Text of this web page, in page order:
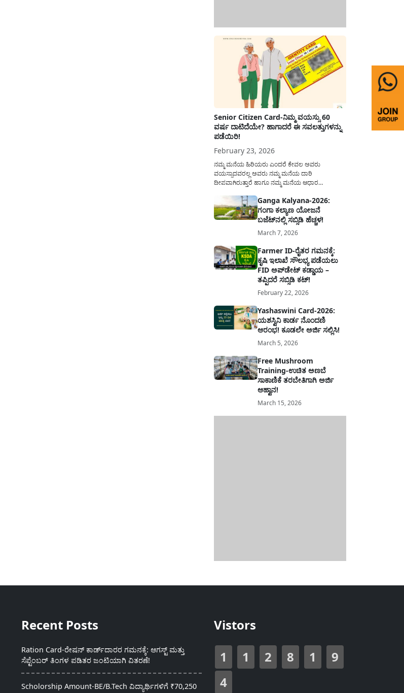
Senior Citizen Card-ನಿಮ್ಮ ವಯಸ್ಸು 60
ವರ್ಷ ದಾಟಿದೆಯೇ? ಹಾಗಾದರೆ ಈ ಸವಲತ್ತುಗಳನ್ನು
ಪಡೆಯಿರಿ!
February 23, 2026
ನಮ್ಮ ಮನೆಯ ಹಿರಿಯರು ಎಂದರೆ ಕೇವಲ ಅವರು
ವಯಸ್ಸಾದವರಲ್ಲ ಅವರು ನಮ್ಮ ಮನೆಯ ದಾರಿ
ದೀಪವಾಗಿರುತ್ತಾರೆ ಹಾಗೂ ನಮ್ಮ ಮನೆಯ ಆಧಾರ
ಸಮಾಜಕ್ಕಾಗಿ ದುಡಿತಿರುತ್ತಾರೆ ಹಾಗೆಯೇ ಅವರು ತಮ್ಮ 60
ವರ್ಷಗಳ ನಂತರದ ಜೀವನವನ್ನು ನೆಮ್ಮದಿಯಿಂದ
ಕಳೆಯಬೇಕೆಂಬುದು ಪ್ರತಿಯೊಬ್ಬರ ಕನಸಾಗಿರುತ್ತದೆ ಆದ್ದರಿಂದ
ಸರ್ಕಾರವು ಹಿರಿಯ ನಾಗರಿಕರ ಗುರುತಿನ ಚೀಟಿ...
Ganga Kalyana-2026:
ಗಂಗಾ ಕಲ್ಯಾಣ ಯೋಜನೆ
ಬಜೆಟ್‌ನಲ್ಲಿ ಸಬ್ಸಿಡಿ ಹೆಚ್ಚಳ!
March 7, 2026
Farmer ID-ರೈತರ ಗಮನಕ್ಕೆ:
ಕೃಷಿ ಇಲಾಖೆ ಸೌಲಭ್ಯ ಪಡೆಯಲು
FID ಅಪ್‌ಡೇಟ್ ಕಡ್ಡಾಯ –
ತಪ್ಪಿದರೆ ಸಬ್ಸಿಡಿ ಕಟ್!
February 22, 2026
Yashaswini Card-2026:
ಯಶಸ್ವಿನಿ ಕಾರ್ಡ ನೊಂದಣಿ
ಆರಂಭ! ಕೂಡಲೇ ಅರ್ಜಿ ಸಲ್ಲಿಸಿ!
March 5, 2026
Free Mushroom
Training-ಉಚಿತ ಅಣಬೆ
ಸಾಕಾಣಿಕೆ ತರಬೇತಿಗಾಗಿ ಅರ್ಜಿ
ಆಹ್ವಾನ!
March 15, 2026
Recent Posts
Ration Card-ರೇಷನ್ ಕಾರ್ಡ್‍ದಾರರ ಗಮನಕ್ಕೆ: ಆಗಸ್ಟ್ ಮತ್ತು
ಸೆಪ್ಟೆಂಬರ್ ತಿಂಗಳ ಪಡಿತರ ಜಂಟಿಯಾಗಿ ವಿತರಣೆ!
Scholorship Amount-BE/B.Tech ವಿದ್ಯಾರ್ಥಿಗಳಿಗೆ ₹70,250
Vistors
1
1 2 8 1
9
4